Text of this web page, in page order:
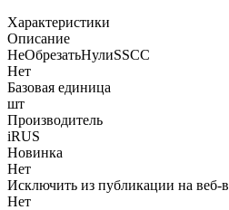
Характеристики
Описание
НеОбрезатьНулиSSCC
Нет
Базовая единица
шт
Производитель
iRUS
Новинка
Нет
Исключить из публикации на веб-
Нет